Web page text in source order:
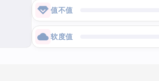
值不值
软度值